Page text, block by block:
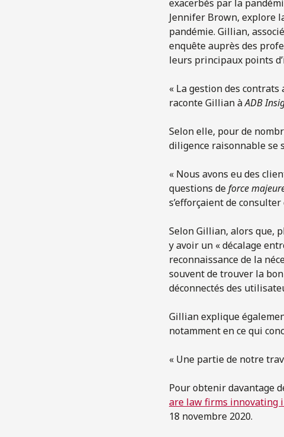
exacerbés par la
Jennifer Brown, explore
pandémie. Gillian,
enquête auprès des
leurs principaux points
« La gestion des
raconte Gillian àADB
Selon elle, pour de
diligence raisonnable se
« Nous avons eu des
questions deforce
s’efforçaient de
Selon Gillian, alors que,
y avoir un « décalage
reconnaissance de la
souvent de trouver la
déconnectés des
Gillian explique
notamment en ce qui
« Une partie de notre
Pour obtenir davantage
are law firms innovating
18 novembre 2020.